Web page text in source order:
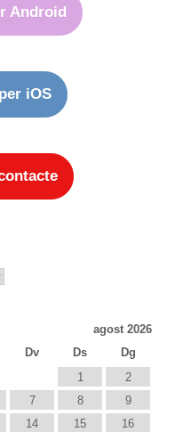
Android
iOS
agost 2026
Dv Ds
Dg
1
2
7 8
9
14 15
16